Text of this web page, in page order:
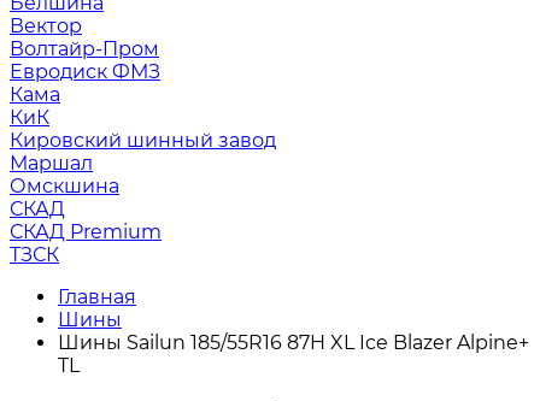
Вектор
Волтайр-Пром
Евродиск ФМЗ
Кама
КиК
Кировский шинный завод
Маршал
Омскшина
СКАД
СКАД Premium
ТЗСК
Главная
Шины
Шины Sailun 185/55R16 87H XL Ice Blazer Alpine+
TL